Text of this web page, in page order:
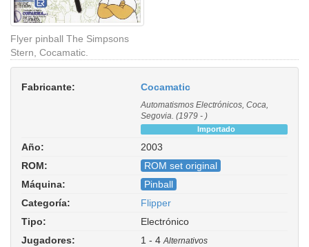
Flyer pinball The Simpsons
Stern, Cocamatic.
Fabricante: Cocamatic
Automatismos Electrónicos, Coca,
Segovia. (1979 - )
Importado
Año:
2003
ROM:
ROM set original
Máquina:
Pinball
Categoría:
Flipper
Tipo:
Electrónico
Jugadores:
1 - 4Alternativos